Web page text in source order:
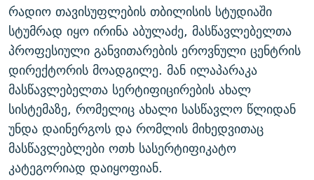
ПРИВЕТ ᲙᲣᲚᲢᲣᲠᲐ
რადიო თავისუფლების თბილისის სტუდიაში
სტუმრად იყო ირინა აბულაძე, მასწავლებელთა
პროფესიული განვითარების ეროვნული ცენტრის
დირექტორის მოადგილე. მან ილაპარაკა
მასწავლებელთა სერტიფიცირების ახალ
სისტემაზე, რომელიც ახალი სასწავლო წლიდან
უნდა დაინერგოს და რომლის მიხედვითაც
მასწავლებლები ოთხ სასერტიფიკატო
კატეგორიად დაიყოფიან.